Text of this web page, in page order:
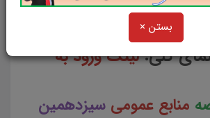
بستن ×
و
کلی:لینک ورود به
منابع عمومیسیزدهمین